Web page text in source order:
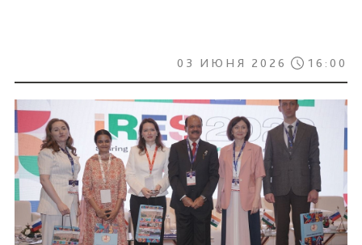
03 ИЮНЯ 2026 16:00